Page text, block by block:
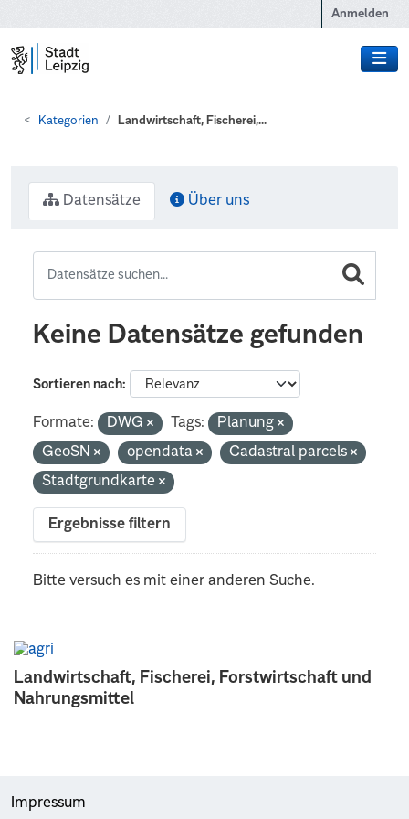
Anmelden
Kategorien Landwirtschaft, Fischerei,...
Landwirtschaft, Fischerei, Forstwirtschaft und
Nahrungsmittel
Datensätze Über uns
Keine Datensätze gefunden
Sortieren nach
Formate: DWG Tags:
Planung
GeoSN
opendata
Cadastral parcels
Stadtgrundkarte
Ergebnisse filtern
Bitte versuch es mit einer anderen Suche.
Impressum